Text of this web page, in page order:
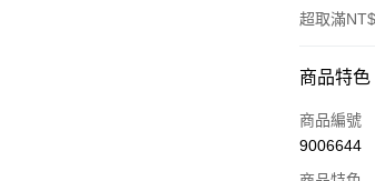
超取滿
付款方式
信用卡一
商品特色
商品編號
9006644